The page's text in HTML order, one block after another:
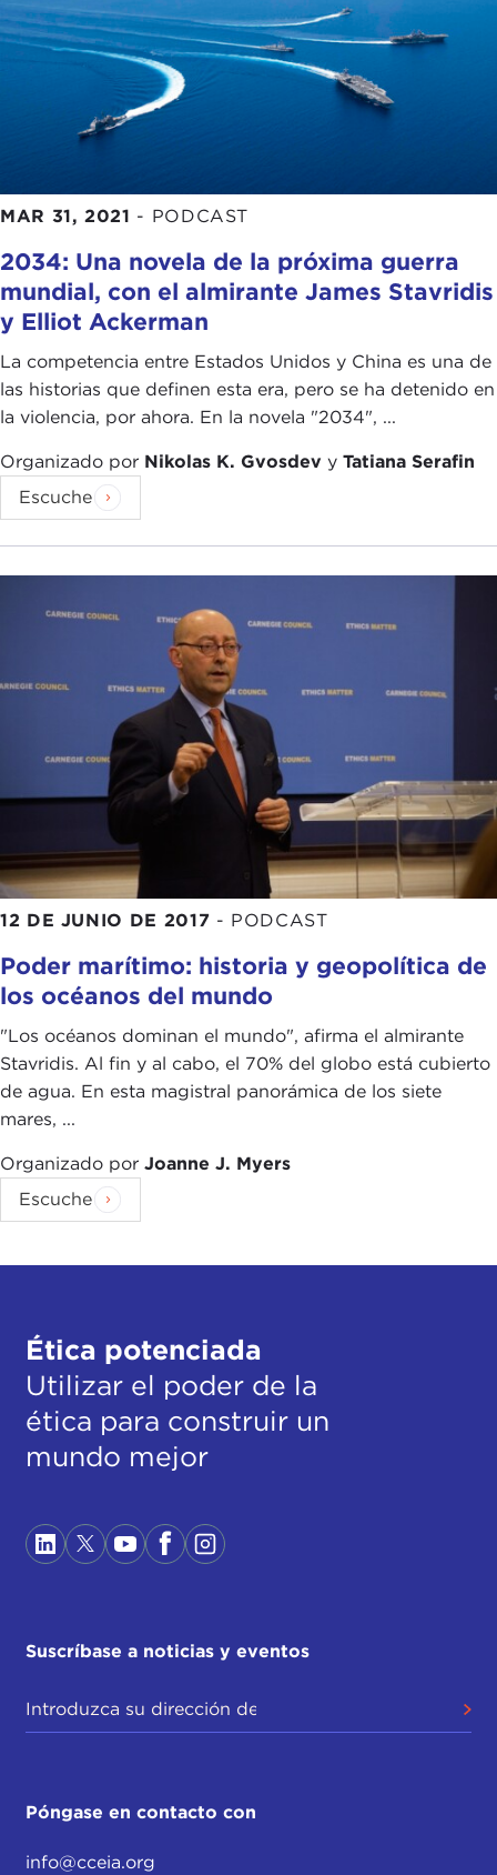
MAR 31, 2021 - PODCAST
2034: Una novela de la próxima guerra
mundial, con el almirante James Stavridis
y Elliot Ackerman
La competencia entre Estados Unidos y China es una de
las historias que definen esta era, pero se ha detenido en
la violencia, por ahora. En la novela "2034", ...
Organizado por Nikolas K. Gvosdev y Tatiana Serafin
Escuche
12 DE JUNIO DE 2017 - PODCAST
Poder marítimo: historia y geopolítica de
los océanos del mundo
"Los océanos dominan el mundo", afirma el almirante
Stavridis. Al fin y al cabo, el 70% del globo está cubierto
de agua. En esta magistral panorámica de los siete
mares, ...
Organizado por Joanne J. Myers
Escuche
Ética potenciada
Utilizar el poder de la
ética para construir un
mundo mejor
Suscríbase a noticias y eventos
Póngase en contacto con
info@cceia.org